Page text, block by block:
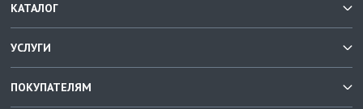
КАТАЛОГ
УСЛУГИ
ПОКУПАТЕЛЯМ